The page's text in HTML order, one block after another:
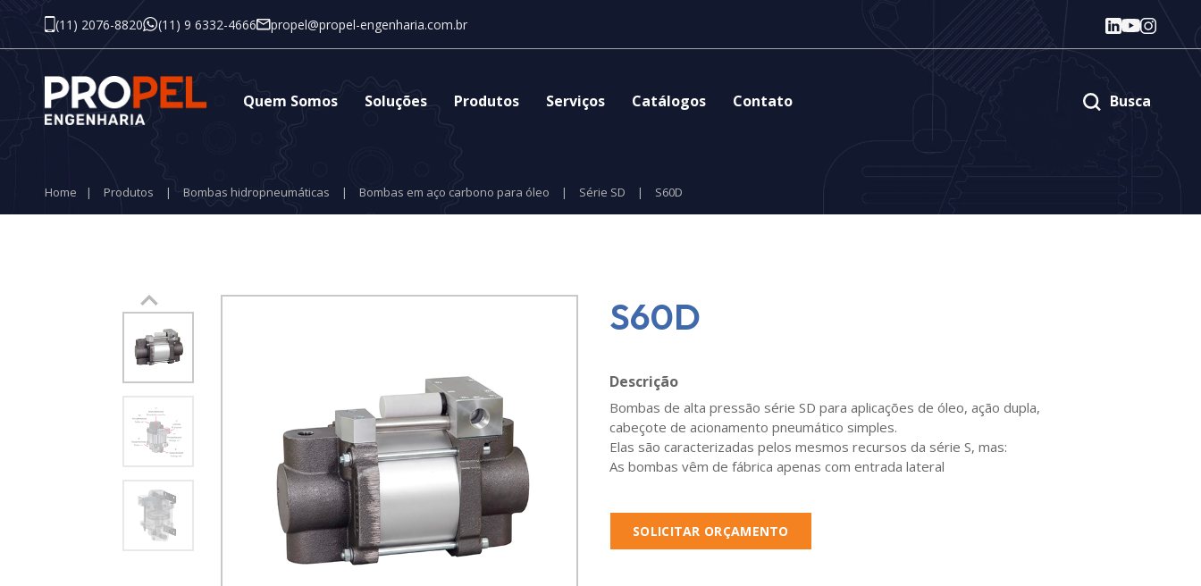
(11) 2076-8820 (11) 9 6332-4666 propel@propel-engenharia.com.br
Quem Somos Soluções Produtos Serviços Catálogos Contato Busca
Home | Produtos | Bombas hidropneumáticas | Bombas em aço carbono para óleo | Série SD | S60D
S60D
Descrição
Bombas de alta pressão série SD para aplicações de óleo, ação dupla,
cabeçote de acionamento pneumático simples.
Elas são caracterizadas pelos mesmos recursos da série S, mas:
As bombas vêm de fábrica apenas com entrada lateral
SOLICITAR ORÇAMENTO